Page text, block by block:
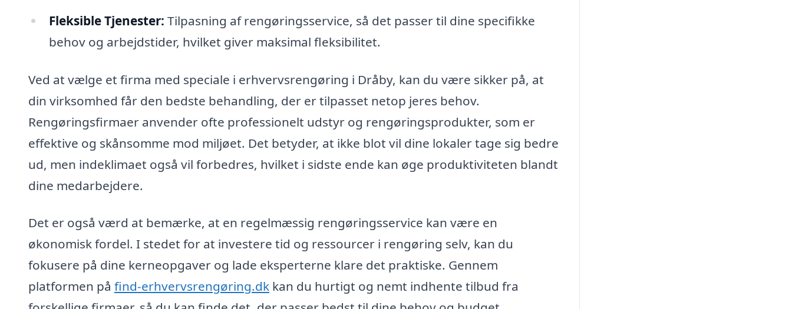
Fleksible Tjenester: Tilpasning af rengøringsservice, så det passer til dine specifikke
behov og arbejdstider, hvilket giver maksimal fleksibilitet.
Ved at vælge et firma med speciale i erhvervsrengøring i Dråby, kan du være sikker på, at
din virksomhed får den bedste behandling, der er tilpasset netop jeres behov.
Rengøringsfirmaer anvender ofte professionelt udstyr og rengøringsprodukter, som er
effektive og skånsomme mod miljøet. Det betyder, at ikke blot vil dine lokaler tage sig bedre
ud, men indeklimaet også vil forbedres, hvilket i sidste ende kan øge produktiviteten blandt
dine medarbejdere.
Det er også værd at bemærke, at en regelmæssig rengøringsservice kan være en
økonomisk fordel. I stedet for at investere tid og ressourcer i rengøring selv, kan du
fokusere på dine kerneopgaver og lade eksperterne klare det praktiske. Gennem
platformen på find-erhvervsrengøring.dk kan du hurtigt og nemt indhente tilbud fra